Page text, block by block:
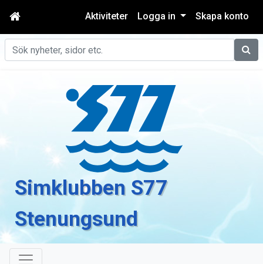
Aktiviteter Logga in Skapa konto
Sök
Simklubben S77
Stenungsund